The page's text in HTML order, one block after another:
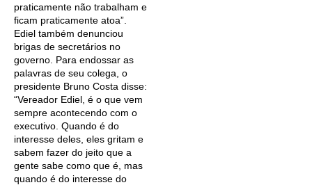
praticamente não trabalham e
ficam praticamente atoa”.
Ediel também denunciou
brigas de secretários no
governo. Para endossar as
palavras de seu colega, o
presidente Bruno Costa disse:
“Vereador Ediel, é o que vem
sempre acontecendo com o
executivo. Quando é do
interesse deles, eles gritam e
sabem fazer do jeito que a
gente sabe como que é, mas
quando é do interesse do